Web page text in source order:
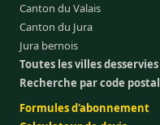
Canton du Valais
Canton du Jura
Jura bernois
Toutes les villes desservies
Recherche par code postal
Formules d'abonnement